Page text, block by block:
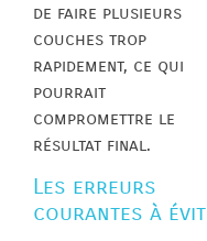
de faire plusieurs
couches trop
rapidement, ce qui
pourrait
compromettre le
résultat final.
Les erreurs
courantes à